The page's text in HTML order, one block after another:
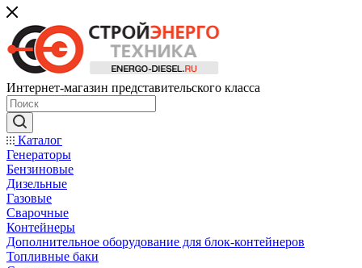
Интернет-магазин представительского класса
Каталог
Генераторы
Бензиновые
Дизельные
Газовые
Сварочные
Контейнеры
Дополнительное оборудование для блок-контейнеров
Топливные баки